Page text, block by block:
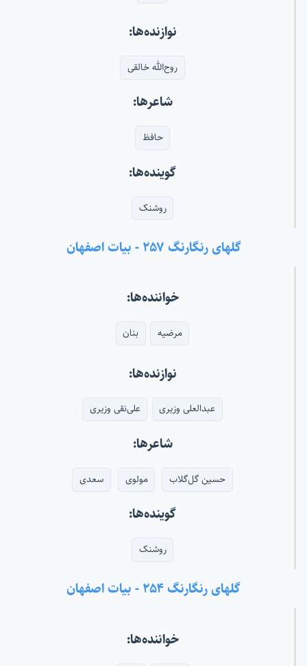
نوازنده‌ها:
روح‌الله خالقی
شاعرها:
حافظ
گوینده‌ها:
روشنک
گلهای رنگارنگ ۲۵۷ - بیات اصفهان
خواننده‌ها:
مرضیه بنان
نوازنده‌ها:
عبدالعلی وزیری علی‌نقی وزیری
شاعرها:
حسین گل‌گلاب مولوی سعدی
گوینده‌ها:
روشنک
گلهای رنگارنگ ۲۵۴ - بیات اصفهان
خواننده‌ها: